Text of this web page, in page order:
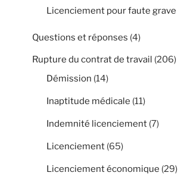
Licenciement pour faute grave
Questions et réponses (4)
Rupture du contrat de travail (206)
Démission (14)
Inaptitude médicale (11)
Indemnité licenciement (7)
Licenciement (65)
Licenciement économique (29)